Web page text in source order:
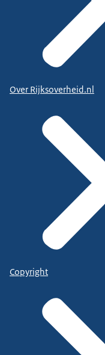
Over Rijksoverheid.nl
Copyright